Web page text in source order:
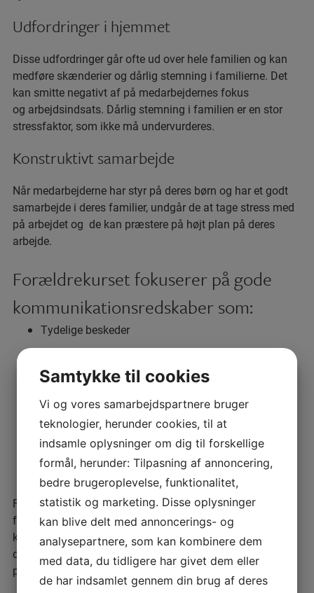
Udfordringer i hjemmet
Disse udfordringer går ofte ud over hele familien og kan
medføre skænderier og dårlig stemning i familierne. Det
kan smitte negativt af på medarbejdernes fokus
og arbejdsindsats. Dårlig stemning i familien er en stor
stressfaktor, som ikke må undervurderes.
Konstruktivt samarbejde
Når medarbejderne har styr på deres børn og har et godt
samarbejde i deres familier, undgår de at tage stress med
på arbejdet og de kan præstere på højt plan på deres
arbejde.
Forældrekurset fokuserer på gode
kommunikationsredskaber som:
Tydelige beskeder
Følelsesregulering
Grænsesætning
Problemløsning
Konflikthåndtering
Flere forældre, som har gennemgået forældrekurset,
fortæller, at de har brugt
kommunikationsredskaberne med succes ikke bare
derhjemme, men også på deres arbejde for at sikre sig
positiv kommunikation med deres ansatte.
Samtykke til cookies
Vi og vores samarbejdspartnere bruger
teknologier, herunder cookies, til at
indsamle oplysninger om dig til forskellige
formål, herunder: Tilpasning af annoncering,
bedre brugeroplevelse, funktionalitet,
statistik og marketing. Disse oplysninger
kan blive delt med annoncerings- og
analysepartnere, som kan kombinere dem
med data, du tidligere har givet dem eller
de har indsamlet gennem din brug af deres